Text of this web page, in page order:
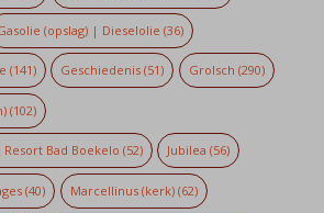
(opslag) | Dieselolie (36)
(141) Geschiedenis (51) Grolsch (290)
(102)
Bad Boekelo (52) Jubilea (56)
(40) Marcellinus (kerk)(62)